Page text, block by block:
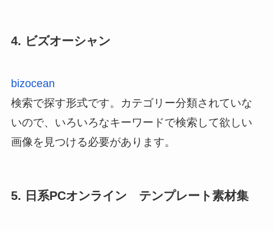
4. ビズオーシャン
bizocean
検索で探す形式です。カテゴリー分類されていな
いので、いろいろなキーワードで検索して欲しい
画像を見つける必要があります。
5. 日系PCオンライン テンプレート素材集